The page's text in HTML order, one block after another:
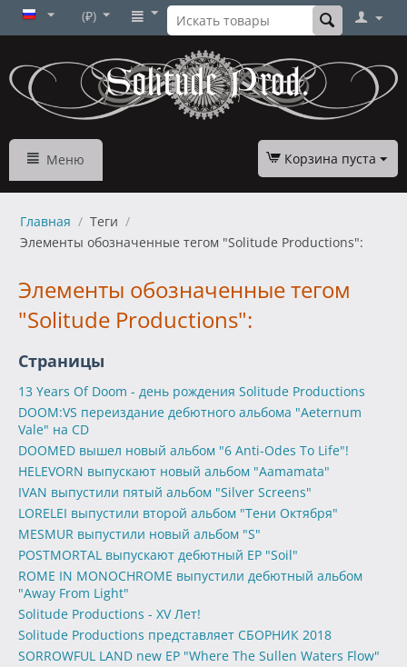
(₽)
Меню Корзина пуста
Главная / Теги /
Элементы обозначенные тегом "Solitude Productions":
Элементы обозначенные тегом
"Solitude Productions":
Страницы
13 Years Of Doom - день рождения Solitude Productions
DOOM:VS переиздание дебютного альбома "Aeternum
Vale" на CD
DOOMED вышел новый альбом "6 Anti-Odes To Life"!
HELEVORN выпускают новый альбом "Aamamata"
IVAN выпустили пятый альбом "Silver Screens"
LORELEI выпустили второй альбом "Тени Октября"
MESMUR выпустили новый альбом "S"
POSTMORTAL выпускают дебютный EP "Soil"
ROME IN MONOCHROME выпустили дебютный альбом
"Away From Light"
Solitude Productions - XV Лет!
Solitude Productions представляет СБОРНИК 2018
SORROWFUL LAND new EP "Where The Sullen Waters Flow"